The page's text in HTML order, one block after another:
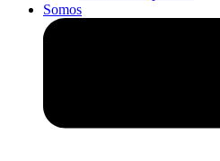
Somos